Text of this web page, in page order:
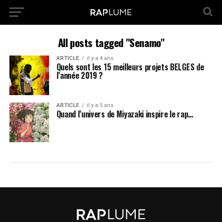
All posts tagged "Senamo"
ARTICLE il y a 4 ans
Quels sont les 15 meilleurs projets BELGES de
l’année 2019 ?
ARTICLE il y a 5 ans
Quand l’univers de Miyazaki inspire le rap…